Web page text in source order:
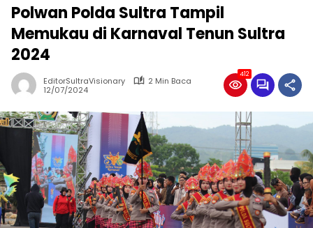
Polwan Polda Sultra Tampil
Memukau di Karnaval Tenun Sultra
2024
EditorSultraVisionary
2 Min Baca
12/07/2024
412